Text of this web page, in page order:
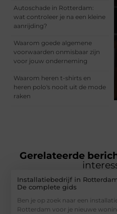
Autoschade in Rotterdam:
wat controleer je na een kleine
aanrijding?
Waarom goede algemene
voorwaarden onmisbaar zijn
voor jouw onderneming
Waarom heren t-shirts en
heren polo's nooit uit de mode
raken
Gerelateerde
Installatiebedrijf in
De complete gids
Ben je op zoek naar een
Rotterdam voor je nieuwe